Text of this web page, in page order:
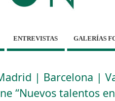
ENTREVISTAS GALERÍAS
| Barcelona |
“Nuevos talentos